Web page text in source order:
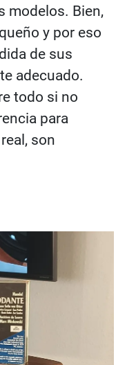
modelos. Bien,
y por eso
de sus
adecuado.
todo si no
para
son